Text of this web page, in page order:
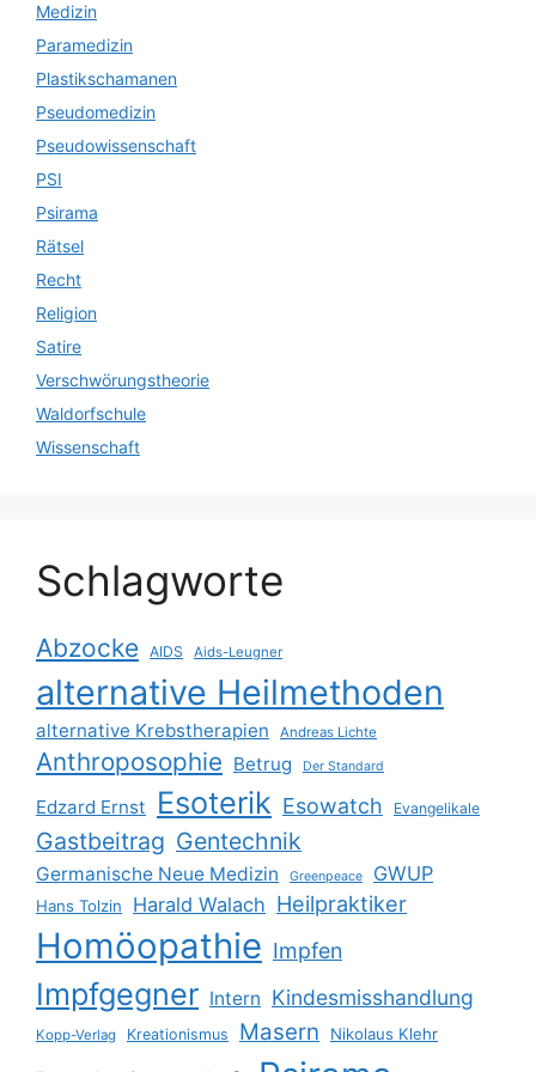
Medizin
Paramedizin
Plastikschamanen
Pseudomedizin
Pseudowissenschaft
PSI
Psirama
Rätsel
Recht
Religion
Satire
Verschwörungstheorie
Waldorfschule
Wissenschaft
Schlagworte
Abzocke AIDS Aids-Leugner
alternative Heilmethoden
alternative Krebstherapien Andreas Lichte
Anthroposophie Betrug Der Standard
Edzard Ernst Esoterik Esowatch Evangelikale
Gastbeitrag Gentechnik
Germanische Neue Medizin Greenpeace GWUP
Hans Tolzin Harald Walach Heilpraktiker
Homöopathie Impfen
Impfgegner Intern Kindesmisshandlung
Kopp-Verlag Kreationismus Masern Nikolaus Klehr